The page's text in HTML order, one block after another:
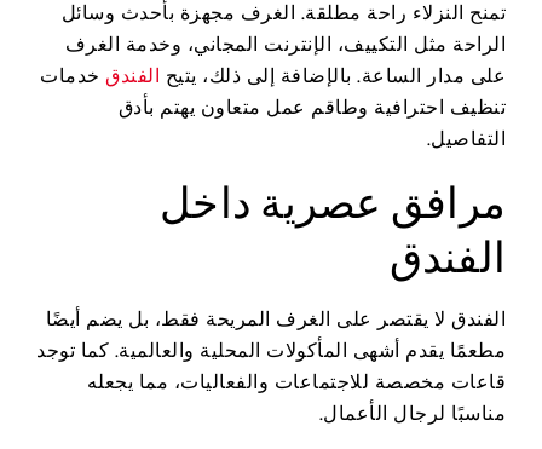
تمنح النزلاء راحة مطلقة. الغرف مجهزة بأحدث وسائل
الراحة مثل التكييف، الإنترنت المجاني، وخدمة الغرف
على مدار الساعة. بالإضافة إلى ذلك، يتيح الفندق خدمات
تنظيف احترافية وطاقم عمل متعاون يهتم بأدق
التفاصيل.
مرافق عصرية داخل
الفندق
الفندق لا يقتصر على الغرف المريحة فقط، بل يضم أيضًا
مطعمًا يقدم أشهى المأكولات المحلية والعالمية. كما توجد
قاعات مخصصة للاجتماعات والفعاليات، مما يجعله
مناسبًا لرجال الأعمال.